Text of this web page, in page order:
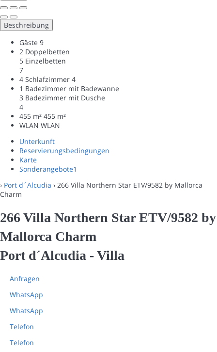
Beschreibung
Gäste 9
2 Doppelbetten
5 Einzelbetten
7
4 Schlafzimmer 4
1 Badezimmer mit Badewanne
3 Badezimmer mit Dusche
4
455 m² 455 m²
WLAN WLAN
Unterkunft
Reservierungsbedingungen
Karte
Sonderangebote1
› Port d´Alcudia › 266 Villa Northern Star ETV/9582 by Mallorca
Charm
266 Villa Northern Star ETV/9582 by
Mallorca Charm
Port d´Alcudia -Villa
Anfragen
WhatsApp
WhatsApp
Telefon
Telefon